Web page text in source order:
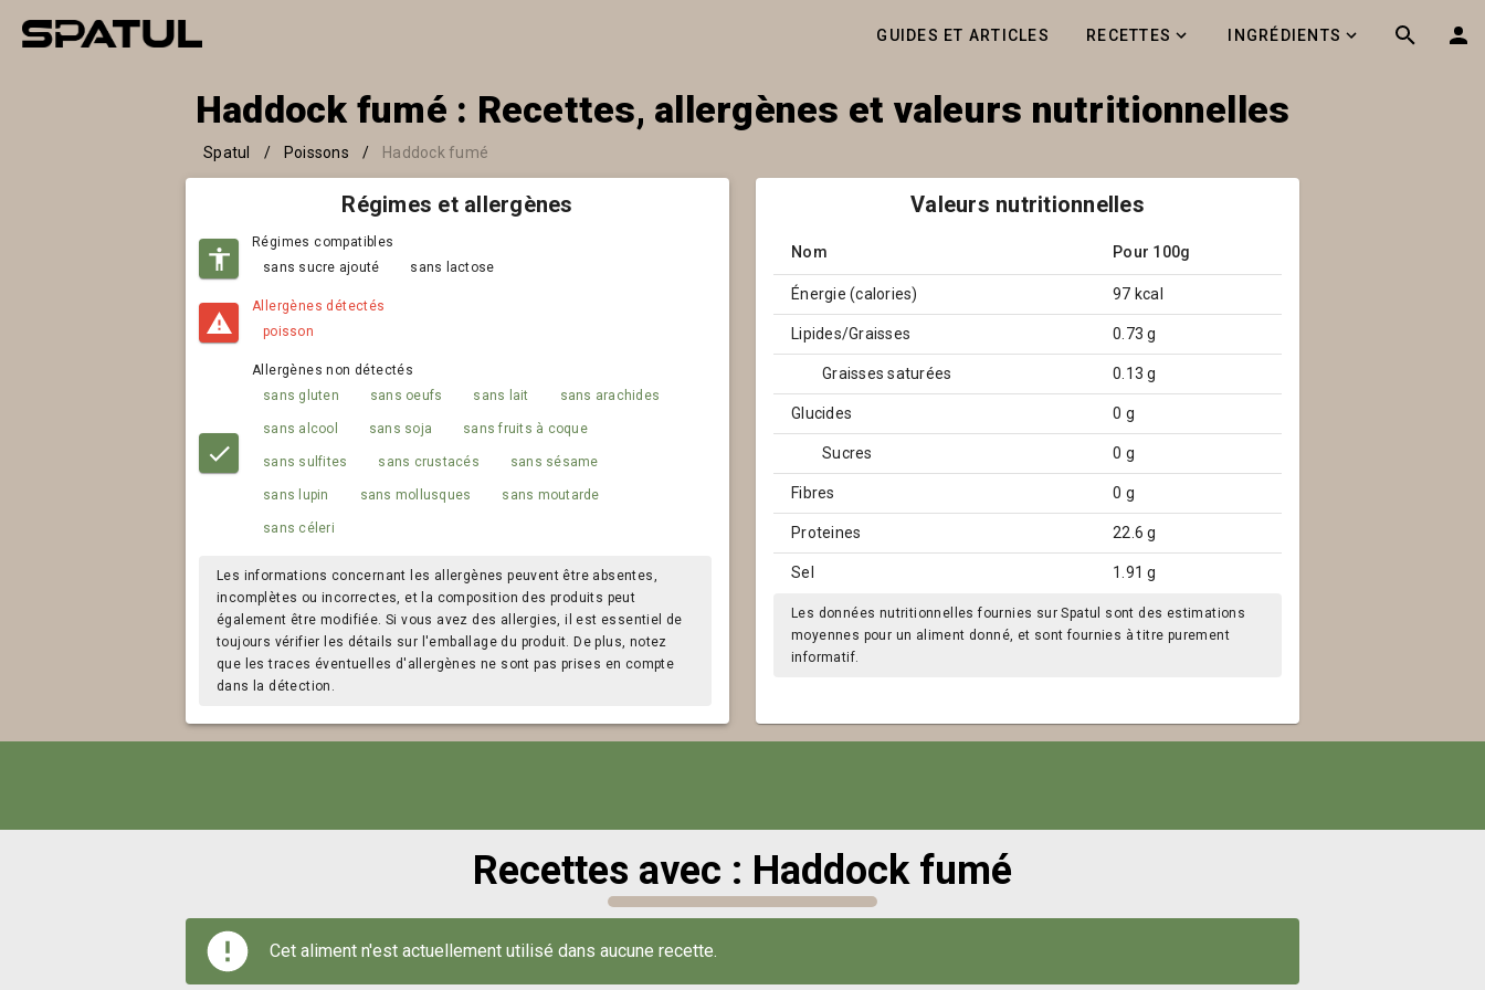
GUIDES ET ARTICLES RECETTES INGRÉDIENTS
Haddock fumé : Recettes, allergènes et valeurs nutritionnelles
Spatul / Poissons / Haddock fumé
Régimes et allergènes
Régimes compatibles
sans sucre ajouté
sans lactose
Allergènes détectés
poisson
Allergènes non détectés
sans gluten
sans oeufs sans lait sans arachides
sans alcool sans soja sans fruits à coque
sans sulfites sans crustacés sans sésame
sans lupin sans mollusques sans moutarde
sans céleri
Les informations concernant les allergènes peuvent être absentes,
incomplètes ou incorrectes, et la composition des produits peut
également être modifiée. Si vous avez des allergies, il est essentiel de
toujours vérifier les détails sur l'emballage du produit. De plus, notez
que les traces éventuelles d'allergènes ne sont pas prises en compte
dans la détection.
Valeurs nutritionnelles
Nom Pour 100g
Énergie (calories) 97 kcal
Lipides/Graisses 0.73 g
Graisses saturées 0.13 g
Glucides 0 g
Sucres 0 g
Fibres 0 g
Proteines 22.6 g
Sel 1.91 g
Les données nutritionnelles fournies sur Spatul sont des estimations
moyennes pour un aliment donné, et sont fournies à titre purement
informatif.
Recettes avec : Haddock fumé
Cet aliment n'est actuellement utilisé dans aucune recette.